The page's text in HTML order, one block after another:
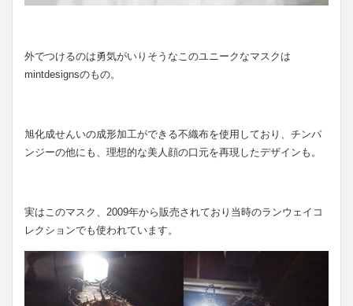
外でつけるのは勇気がいりそうなこのユニークなマスクは
mintdesignsのもの。
旭化成せんいの成形加工ができる不織布を使用しており、チンパ
ンジーの他にも、理想的な美人顔の口元を再現したデザインも。
実はこのマスク、2009年から販売されており当時のランウェイコ
レクションでも使われています。